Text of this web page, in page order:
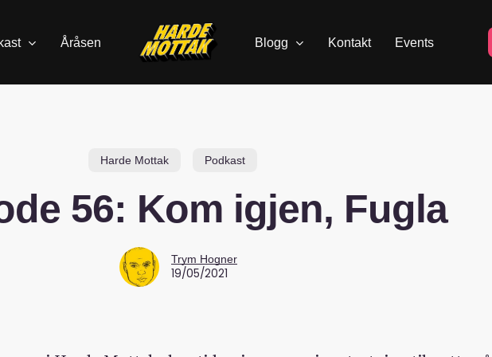
Åråsen Blogg Kontakt Events
Harde Mottak Podkast
56: Kom igjen, Fugla
Trym Hogner
19/05/2021